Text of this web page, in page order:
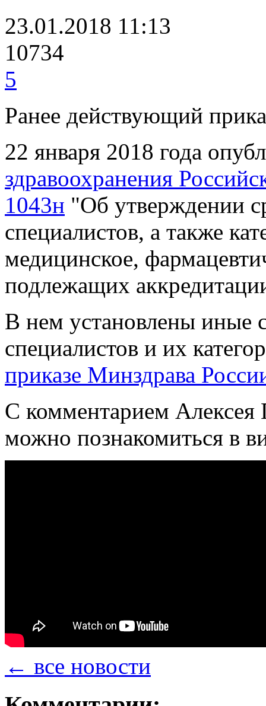
23.01.2018 11:13
10734
5
Ранее действующий
22 января 2018 года
здравоохранения
1043н "Об утверждении
специалистов, а также
медицинское,
подлежащих
В нем установлены иные
специалистов и их
приказе Минздрава
С комментарием Алексея
можно познакомиться в
← все новости